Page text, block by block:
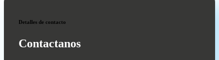
Detalles de contacto
Contactanos